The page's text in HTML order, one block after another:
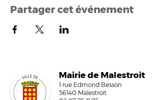
Partager cet événement
Mairie de Malestroit
1 rue Edmond Besson
56140 Malestroit